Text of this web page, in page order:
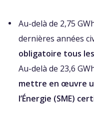
Au-delà de 2,75
dernières années
obligatoire tous les
Au-delà de 23,6
mettre en œuvre
l’Énergie (SME)